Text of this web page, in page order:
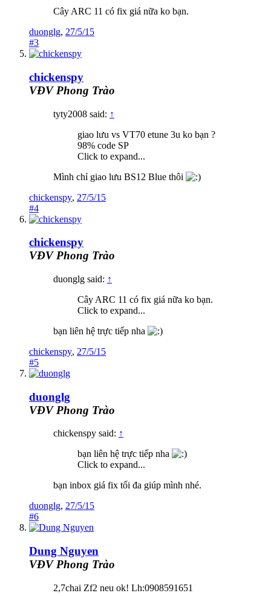
Cây ARC 11 có fix giá nữa ko bạn.
duonglg, 27/5/15
#3
chickenspy
VĐV Phong Trào
tyty2008 said: ↑
giao lưu vs VT70 etune 3u ko bạn ?
98% code SP
Click to expand...
Mình chỉ giao lưu BS12 Blue thôi
chickenspy, 27/5/15
#4
chickenspy
VĐV Phong Trào
duonglg said: ↑
Cây ARC 11 có fix giá nữa ko bạn.
Click to expand...
bạn liên hệ trực tiếp nha
chickenspy, 27/5/15
#5
duonglg
VĐV Phong Trào
chickenspy said: ↑
bạn liên hệ trực tiếp nha
Click to expand...
bạn inbox giá fix tối đa giúp mình nhé.
duonglg, 27/5/15
#6
Dung Nguyen
VĐV Phong Trào
2,7chai Zf2 neu ok! Lh:0908591651